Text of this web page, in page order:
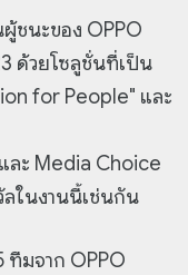
ชนะของ OPPO
ด้วยโซลูชั่นที่เป็น
for People" และ
ละ Media Choice
ลในงานนี้เช่นกัน
ทีมจาก OPPO